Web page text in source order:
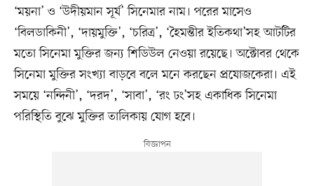
‘ময়না’ ও ‘উদীয়মান সূর্য’ সিনেমার নাম। পরের মাসেও
‘বিলডাকিনী’, ‘দায়মুক্তি’, ‘চরিত্র’, ‘হৈমন্তীর ইতিকথা’সহ আটটির
মতো সিনেমা মুক্তির জন্য শিডিউল নেওয়া রয়েছে। অক্টোবর থেকে
সিনেমা মুক্তির সংখ্যা বাড়বে বলে মনে করছেন প্রযোজকেরা। এই
সময়ে ‘নন্দিনী’, ‘দরদ’, ‘সাবা’, ‘রং ঢং’সহ একাধিক সিনেমা
পরিস্থিতি বুঝে মুক্তির তালিকায় যোগ হবে।